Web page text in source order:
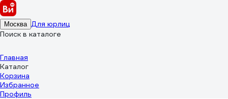
Москва Для юрлиц
Поиск в каталоге
Главная
Каталог
Корзина
Избранное
Профиль